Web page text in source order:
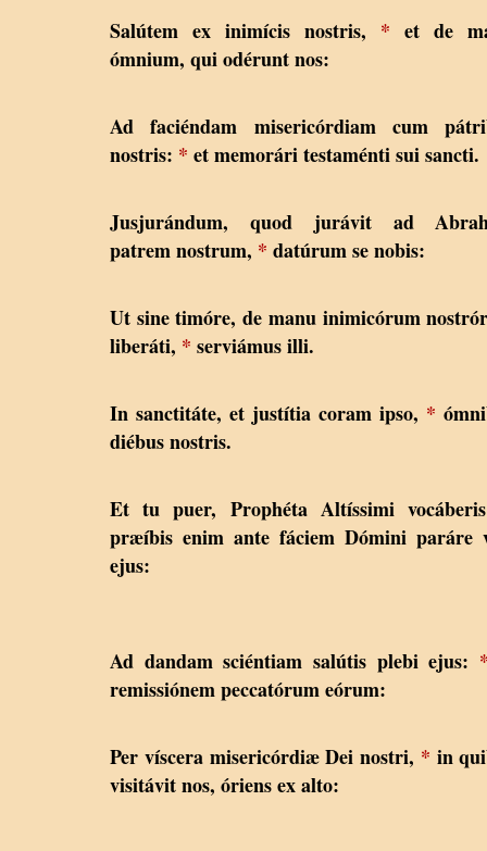
Salútem ex inimícis nostris, * et de
ómnium, qui odérunt nos:
Ad faciéndam misericórdiam cum
nostris: * et memorári testaménti sui sancti.
Jusjurándum, quod jurávit ad
patrem nostrum, * datúrum se nobis:
Ut sine timóre, de manu inimicórum
liberáti, * serviámus illi.
In sanctitáte, et justítia coram ipso, *
diébus nostris.
Et tu puer, Prophéta Altíssimi
præíbis enim ante fáciem Dómini paráre
ejus:
Ad dandam sciéntiam salútis plebi ejus:
remissiónem peccatórum eórum:
Per víscera misericórdiæ Dei nostri, * in
visitávit nos, óriens ex alto: